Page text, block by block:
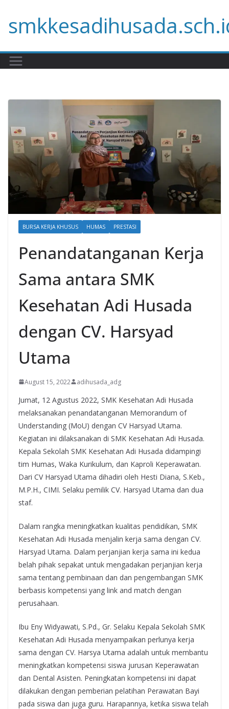
content
BURSA KERJA KHUSUS HUMAS PRESTASI
Penandatanganan Kerja
Sama antara SMK
Kesehatan Adi Husada
dengan CV. Harsyad
Utama
August 15, 2022 adihusada_adg
Jumat, 12 Agustus 2022, SMK Kesehatan Adi Husada
melaksanakan penandatanganan Memorandum of
Understanding (MoU) dengan CV Harsyad Utama.
Kegiatan ini dilaksanakan di SMK Kesehatan Adi Husada.
Kepala Sekolah SMK Kesehatan Adi Husada didampingi
tim Humas, Waka Kurikulum, dan Kaproli Keperawatan.
Dari CV Harsyad Utama dihadiri oleh Hesti Diana, S.Keb.,
M.P.H., CIMI. Selaku pemilik CV. Harsyad Utama dan dua
staf.
Dalam rangka meningkatkan kualitas pendidikan, SMK
Kesehatan Adi Husada menjalin kerja sama dengan CV.
Harsyad Utama. Dalam perjanjian kerja sama ini kedua
belah pihak sepakat untuk mengadakan perjanjian kerja
sama tentang pembinaan dan dan pengembangan SMK
berbasis kompetensi yang link and match dengan
perusahaan.
Ibu Eny Widyawati, S.Pd., Gr. Selaku Kepala Sekolah SMK
Kesehatan Adi Husada menyampaikan perlunya kerja
sama dengan CV. Harsya Utama adalah untuk membantu
meningkatkan kompetensi siswa jurusan Keperawatan
dan Dental Asisten. Peningkatan kompetensi ini dapat
dilakukan dengan pemberian pelatihan Perawatan Bayi
pada siswa dan juga guru. Harapannya, ketika siswa telah